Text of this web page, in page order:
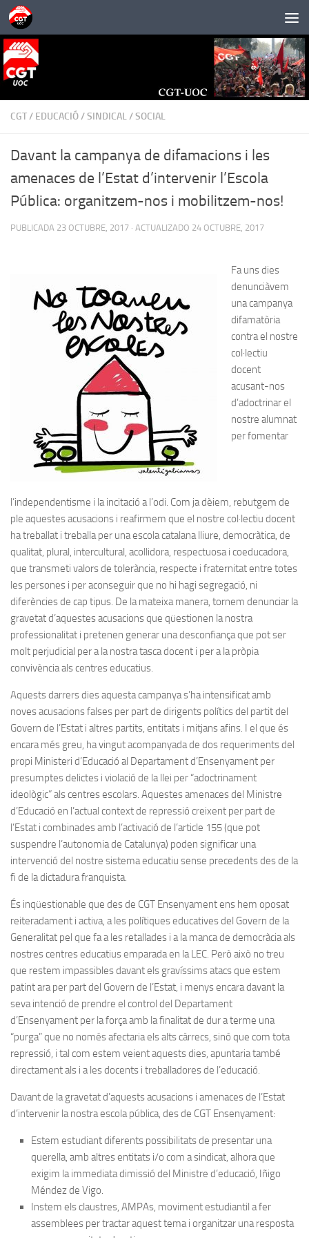
Saltar al contenido
CGT/ EDUCACIÓ/SINDICAL/SOCIAL
Davant la campanya de difamacions i les
amenaces de l’Estat d’intervenir l’Escola
Pública: organitzem-nos i mobilitzem-nos!
PUBLICADA 23 OCTUBRE, 2017 · ACTUALIZADO 24 OCTUBRE, 2017
Fa uns dies
denunciàvem
una campanya
difamatòria
contra el nostre
col·lectiu
docent
acusant-nos
d’adoctrinar el
nostre alumnat
per fomentar
l’independentisme i la incitació a l’odi. Com ja dèiem, rebutgem de
ple aquestes acusacions i reafirmem que el nostre col·lectiu docent
ha treballat i treballa per una escola catalana lliure, democràtica, de
qualitat, plural, intercultural, acollidora, respectuosa i coeducadora,
que transmeti valors de tolerància, respecte i fraternitat entre totes
les persones i per aconseguir que no hi hagi segregació, ni
diferències de cap tipus. De la mateixa manera, tornem denunciar la
gravetat d’aquestes acusacions que qüestionen la nostra
professionalitat i pretenen generar una desconfiança que pot ser
molt perjudicial per a la nostra tasca docent i per a la pròpia
convivència als centres educatius.
Aquests darrers dies aquesta campanya s’ha intensificat amb
noves acusacions falses per part de dirigents polítics del partit del
Govern de l’Estat i altres partits, entitats i mitjans afins. I el que és
encara més greu, ha vingut acompanyada de dos requeriments del
propi Ministeri d’Educació al Departament d’Ensenyament per
presumptes delictes i violació de la llei per “adoctrinament
ideològic” als centres escolars. Aquestes amenaces del Ministre
d’Educació en l’actual context de repressió creixent per part de
l’Estat i combinades amb l’activació de l’article 155 (que pot
suspendre l’autonomia de Catalunya) poden significar una
intervenció del nostre sistema educatiu sense precedents des de la
fi de la dictadura franquista.
És inqüestionable que des de CGT Ensenyament ens hem oposat
reiteradament i activa, a les polítiques educatives del Govern de la
Generalitat pel que fa a les retallades i a la manca de democràcia als
nostres centres educatius emparada en la LEC. Però això no treu
que restem impassibles davant els gravíssims atacs que estem
patint ara per part del Govern de l’Estat, i menys encara davant la
seva intenció de prendre el control del Departament
d’Ensenyament per la força amb la finalitat de dur a terme una
“purga” que no només afectaria els alts càrrecs, sinó que com tota
repressió, i tal com estem veient aquests dies, apuntaria també
directament als i a les docents i treballadores de l’educació.
Davant de la gravetat d’aquests acusacions i amenaces de l’Estat
d’intervenir la nostra escola pública, des de CGT Ensenyament:
Estem estudiant diferents possibilitats de presentar una
querella, amb altres entitats i/o com a sindicat, alhora que
exigim la immediata dimissió del Ministre d’educació, Iñigo
Méndez de Vigo.
Instem els claustres, AMPAs, moviment estudiantil a fer
assemblees per tractar aquest tema i organitzar una resposta